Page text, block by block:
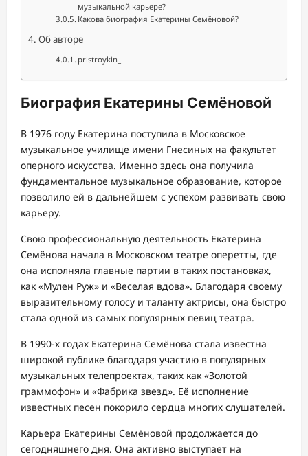
музыкальной карьере?
Какова биография Екатерины Семёновой?
Об авторе
pristroykin_
Биография Екатерины Семёновой
В 1976 году Екатерина поступила в Московское
музыкальное училище имени Гнесиных на факультет
оперного искусства. Именно здесь она получила
фундаментальное музыкальное образование, которое
позволило ей в дальнейшем с успехом развивать свою
карьеру.
Свою профессиональную деятельность Екатерина
Семёнова начала в Московском театре оперетты, где
она исполняла главные партии в таких постановках,
как «Мулен Руж» и «Веселая вдова». Благодаря своему
выразительному голосу и таланту актрисы, она быстро
стала одной из самых популярных певиц театра.
В 1990-х годах Екатерина Семёнова стала известна
широкой публике благодаря участию в популярных
музыкальных телепроектах, таких как «Золотой
граммофон» и «Фабрика звезд». Её исполнение
известных песен покорило сердца многих слушателей.
Карьера Екатерины Семёновой продолжается до
сегодняшнего дня. Она активно выступает на